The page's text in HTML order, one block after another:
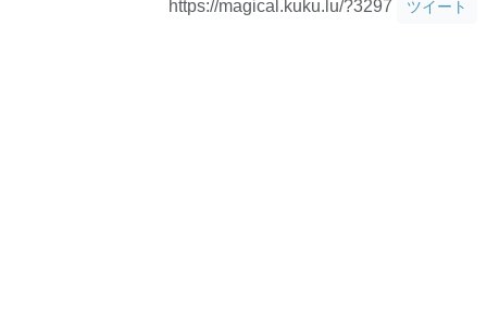
https://magical.kuku.lu/?3297 ツイート